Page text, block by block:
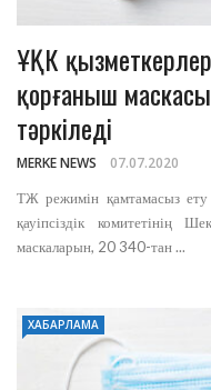
ҰҚК
қорғаныш
тәркіледі
MERKE NEWS 07.07.2020
ТЖ режимін қамтамасыз
қауіпсіздік комитетінің
маскаларын, 20 340-тан ...
ХАБАРЛАМА